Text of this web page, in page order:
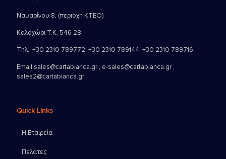
Ναυαρίνου 8, (περιοχή ΚΤΕΟ)
Καλοχώρι Τ.Κ. 546 28
Τηλ.: +30 2310 789772, +30 2310 789144, +30 2310 789716
Email:sales@cartabianca.gr , e-sales@cartabianca.gr ,
sales2@cartabianca.gr
Quick Links
Η Εταιρεία
Πελάτες